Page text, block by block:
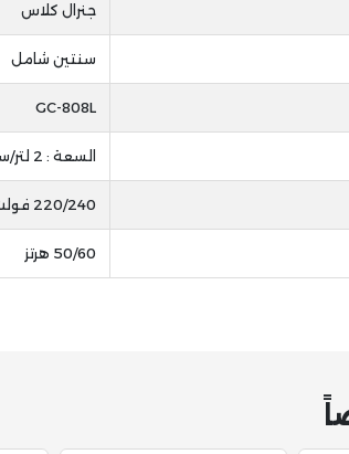
جنرال كلاس
سنتين شامل
GC-808L
السعة : 2 لتر/ساعه (بارد) / 5 لتر/ساعه (ساخن)
220/240 فولت
50/60 هرتز